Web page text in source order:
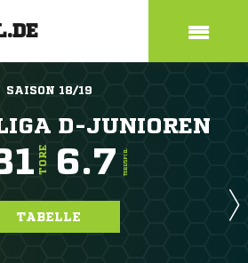
SAISON 18/19
D-JUNIOREN
TORE 6.7 TORE/SPIEL
TABELLE